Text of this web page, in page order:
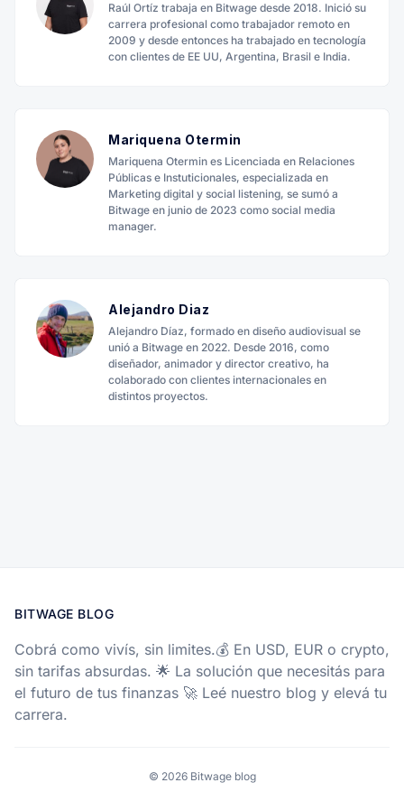
Raúl Ortíz trabaja en Bitwage desde 2018. Inició su
carrera profesional como trabajador remoto en
2009 y desde entonces ha trabajado en tecnología
con clientes de EE UU, Argentina, Brasil e India.
Mariquena Otermin
Mariquena Otermin es Licenciada en Relaciones
Públicas e Instuticionales, especializada en
Marketing digital y social listening, se sumó a
Bitwage en junio de 2023 como social media
manager.
Alejandro Diaz
Alejandro Díaz, formado en diseño audiovisual se
unió a Bitwage en 2022. Desde 2016, como
diseñador, animador y director creativo, ha
colaborado con clientes internacionales en
distintos proyectos.
BITWAGE BLOG
Cobrá como vivís, sin limites.💰 En USD, EUR o crypto,
sin tarifas absurdas. 🌟 La solución que necesitás para
el futuro de tus finanzas 🚀 Leé nuestro blog y elevá tu
carrera.
© 2026 Bitwage blog